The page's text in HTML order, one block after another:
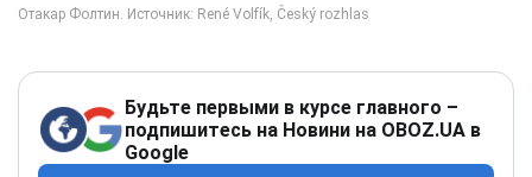
Будьте первыми в курсе главного –
подпишитесь на Новини на OBOZ.UA в
Google